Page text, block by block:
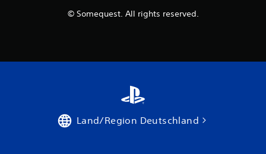
© Somequest. All rights reserved.
Land/Region Deutschland